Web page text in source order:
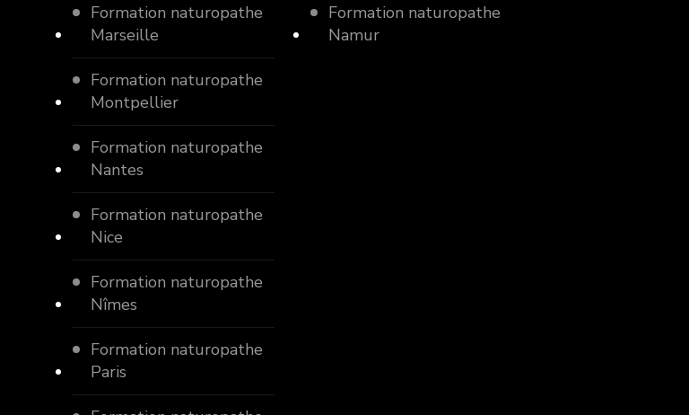
Formation naturopathe
Marseille
Formation naturopathe
Montpellier
Formation naturopathe
Nantes
Formation naturopathe
Nice
Formation naturopathe
Nîmes
Formation naturopathe
Paris
Formation naturopathe
Namur